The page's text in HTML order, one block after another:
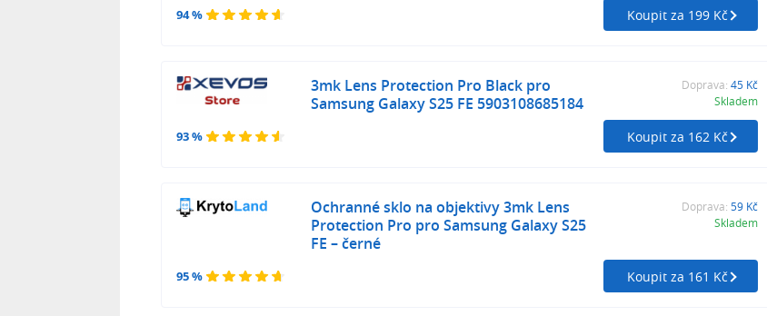
94 % Koupit za 199 Kč
93 %
3mk Lens Protection Pro Black pro
Samsung Galaxy S25 FE 5903108685184
Doprava: 45 Kč
Skladem
Koupit za 162 Kč
95 %
Ochranné sklo na objektivy 3mk Lens
Protection Pro pro Samsung Galaxy S25
FE – černé
Doprava: 59 Kč
Skladem
Koupit za 161 Kč